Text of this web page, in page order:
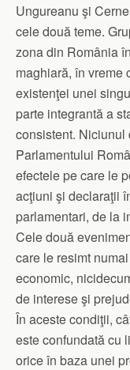
Ungureanu şi
cele două teme.
zona din România
maghiară, în vreme
existenţei unei
parte integrantă a
consistent. Niciunul
Parlamentului
efectele pe care le
acţiuni şi declaraţii
parlamentari, de la
Cele două
care le resimt
economic,
de interese şi
În aceste condiţii,
este confundată cu
orice în baza unei